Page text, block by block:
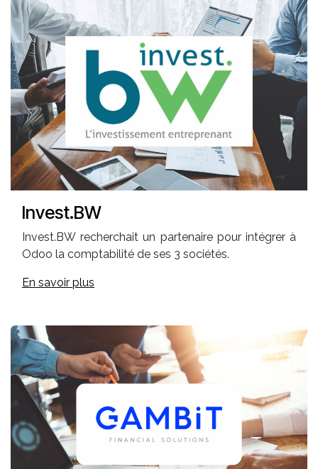
Invest.BW
Invest.BW recherchait un partenaire pour intégrer à
Odoo la comptabilité de ses 3 sociétés.
En savoir plus